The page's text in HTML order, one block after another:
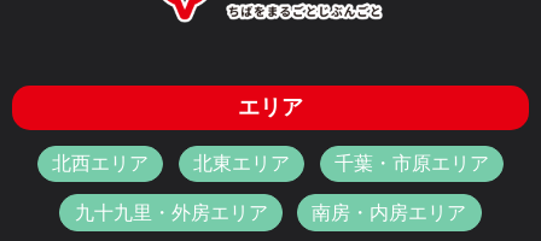
エリア
北西エリア 北東エリア 千葉・市原エリア
九十九里・外房エリア 南房・内房エリア